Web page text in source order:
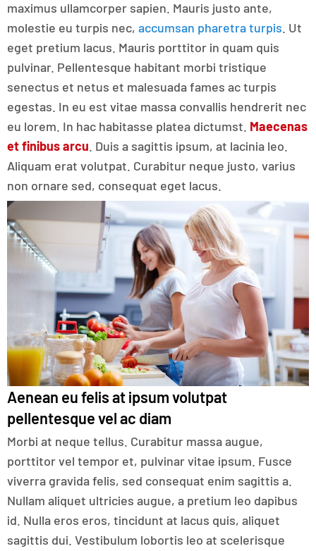
maximus ullamcorper sapien. Mauris justo ante,
molestie eu turpis nec, accumsan pharetra turpis . Ut
eget pretium lacus. Mauris porttitor in quam quis
pulvinar. Pellentesque habitant morbi tristique
senectus et netus et malesuada fames ac turpis
egestas. In eu est vitae massa convallis hendrerit nec
eu lorem. In hac habitasse platea dictumst. Maecenas
et finibus arcu . Duis a sagittis ipsum, at lacinia leo.
Aliquam erat volutpat. Curabitur neque justo, varius
non ornare sed, consequat eget lacus.
Aenean eu felis at ipsum volutpat
pellentesque vel ac diam
Morbi at neque tellus. Curabitur massa augue,
porttitor vel tempor et, pulvinar vitae ipsum. Fusce
viverra gravida felis, sed consequat enim sagittis a.
Nullam aliquet ultricies augue, a pretium leo dapibus
id. Nulla eros eros, tincidunt at lacus quis, aliquet
sagittis dui. Vestibulum lobortis leo at scelerisque